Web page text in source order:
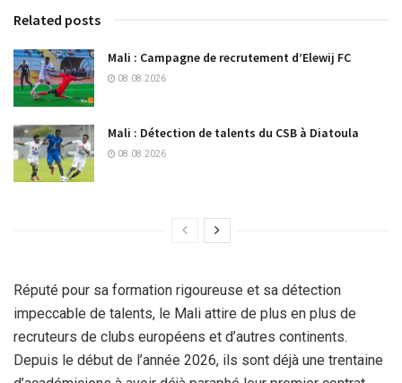
Related posts
Mali : Campagne de recrutement d’Elewij FC
08.08.2026
Mali : Détection de talents du CSB à Diatoula
08.08.2026
Réputé pour sa formation rigoureuse et sa détection
impeccable de talents, le Mali attire de plus en plus de
recruteurs de clubs européens et d’autres continents.
Depuis le début de l’année 2026, ils sont déjà une trentaine